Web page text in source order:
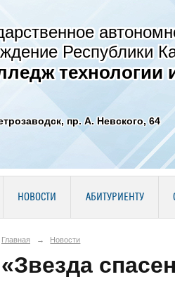
Республики
технологии
пр. А. Невского, 64
НОВОСТИ АБИТУРИЕНТУ
Главная → Новости
«Звезда